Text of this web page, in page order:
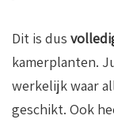
Dit is dus
kamerplanten.
werkelijk waar
geschikt. Ook